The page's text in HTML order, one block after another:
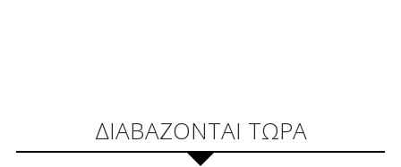
ΔΙΑΒΑΖΟΝΤΑΙ ΤΩΡΑ